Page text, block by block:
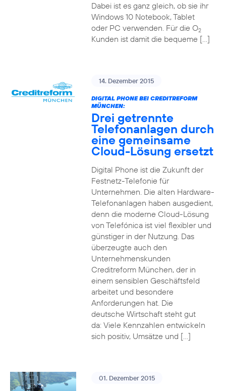
Dabei ist es ganz gleich, ob sie ihr
Windows 10 Notebook, Tablet
oder PC verwenden. Für die O2
Kunden ist damit die bequeme […]
14. Dezember 2015
DIGITAL PHONE BEI CREDITREFORM
MÜNCHEN:
Drei getrennte
Telefonanlagen durch
eine gemeinsame
Cloud-Lösung ersetzt
Digital Phone ist die Zukunft der
Festnetz-Telefonie für
Unternehmen. Die alten Hardware-
Telefonanlagen haben ausgedient,
denn die moderne Cloud-Lösung
von Telefónica ist viel flexibler und
günstiger in der Nutzung. Das
überzeugte auch den
Unternehmenskunden
Creditreform München, der in
einem sensiblen Geschäftsfeld
arbeitet und besondere
Anforderungen hat. Die
deutsche Wirtschaft steht gut
da: Viele Kennzahlen entwickeln
sich positiv, Umsätze und […]
01. Dezember 2015